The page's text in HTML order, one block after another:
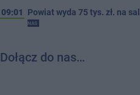
09:01
Powiat wyda 75 tys. zł. na
NAS
Dołącz do nas…